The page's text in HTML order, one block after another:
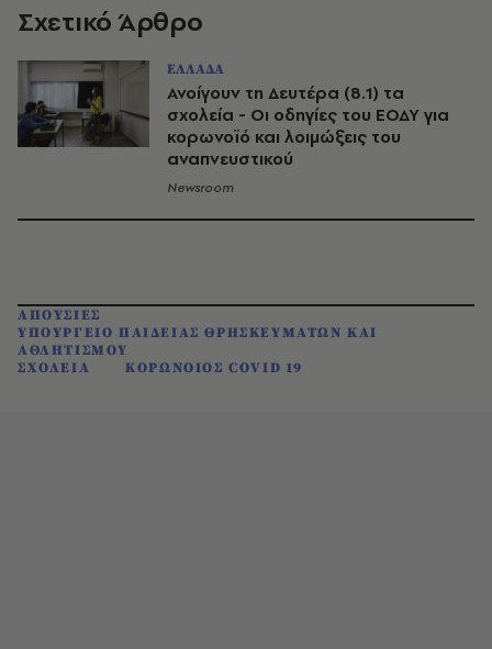
Σχετικό Άρθρο
ΕΛΛΑΔΑ
Ανοίγουν τη Δευτέρα (8.1) τα
σχολεία - Οι οδηγίες του ΕΟΔΥ για
κορωνοϊό και λοιμώξεις του
αναπνευστικού
Newsroom
ΑΠΟΥΣΙΕΣ
ΥΠΟΥΡΓΕΙΟ ΠΑΙΔΕΙΑΣ ΘΡΗΣΚΕΥΜΑΤΩΝ ΚΑΙ
ΑΘΛΗΤΙΣΜΟΥ
ΣΧΟΛΕΙΑ
ΚΟΡΩΝΟΙΟΣ COVID 19